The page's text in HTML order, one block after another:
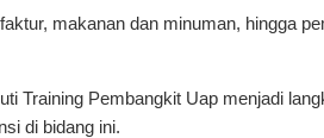
makanan dan minuman, hingga
Training Pembangkit Uap menjadi
di bidang ini.